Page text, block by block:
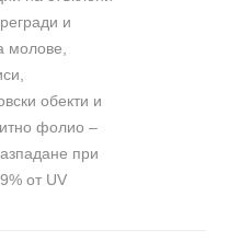
и
молове,
обекти и
фолио –
при
от UV